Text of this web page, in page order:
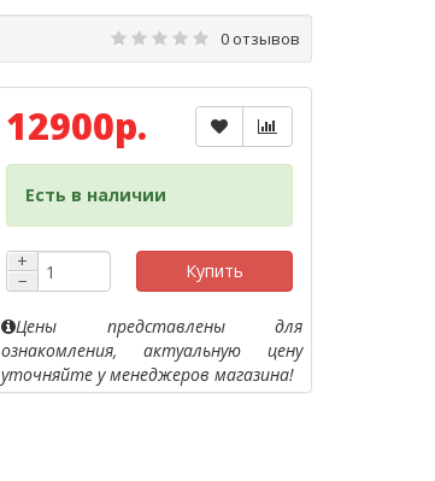
0 отзывов
12900р.
Есть в наличии
+
−
Купить
Цены представлены для
ознакомления, актуальную цену
уточняйте у менеджеров магазина!